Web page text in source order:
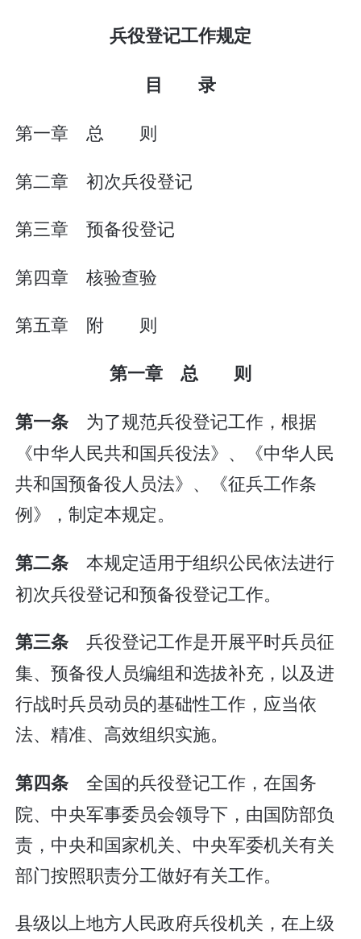
兵役登记工作规定
目 录
第一章 总 则
第二章 初次兵役登记
第三章 预备役登记
第四章 核验查验
第五章 附 则
第一章 总 则
第一条 为了规范兵役登记工作，根据
《中华人民共和国兵役法》、《中华人民
共和国预备役人员法》、《征兵工作条
例》，制定本规定。
第二条本规定适用于组织公民依法进行
初次兵役登记和预备役登记工作。
第三条兵役登记工作是开展平时兵员征
集、预备役人员编组和选拔补充，以及进
行战时兵员动员的基础性工作，应当依
法、精准、高效组织实施。
第四条全国的兵役登记工作，在国务
院、中央军事委员会领导下，由国防部负
责，中央和国家机关、中央军委机关有关
部门按照职责分工做好有关工作。
县级以上地方人民政府兵役机关，在上级